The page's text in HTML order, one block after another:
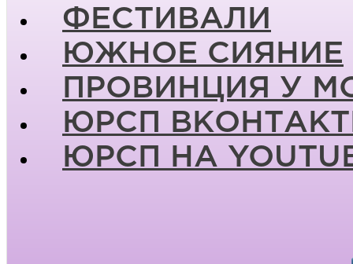
ФЕСТИВАЛИ
ЮЖНОЕ СИЯНИЕ
ПРОВИНЦИЯ У
ЮРСП
ЮРСП НА